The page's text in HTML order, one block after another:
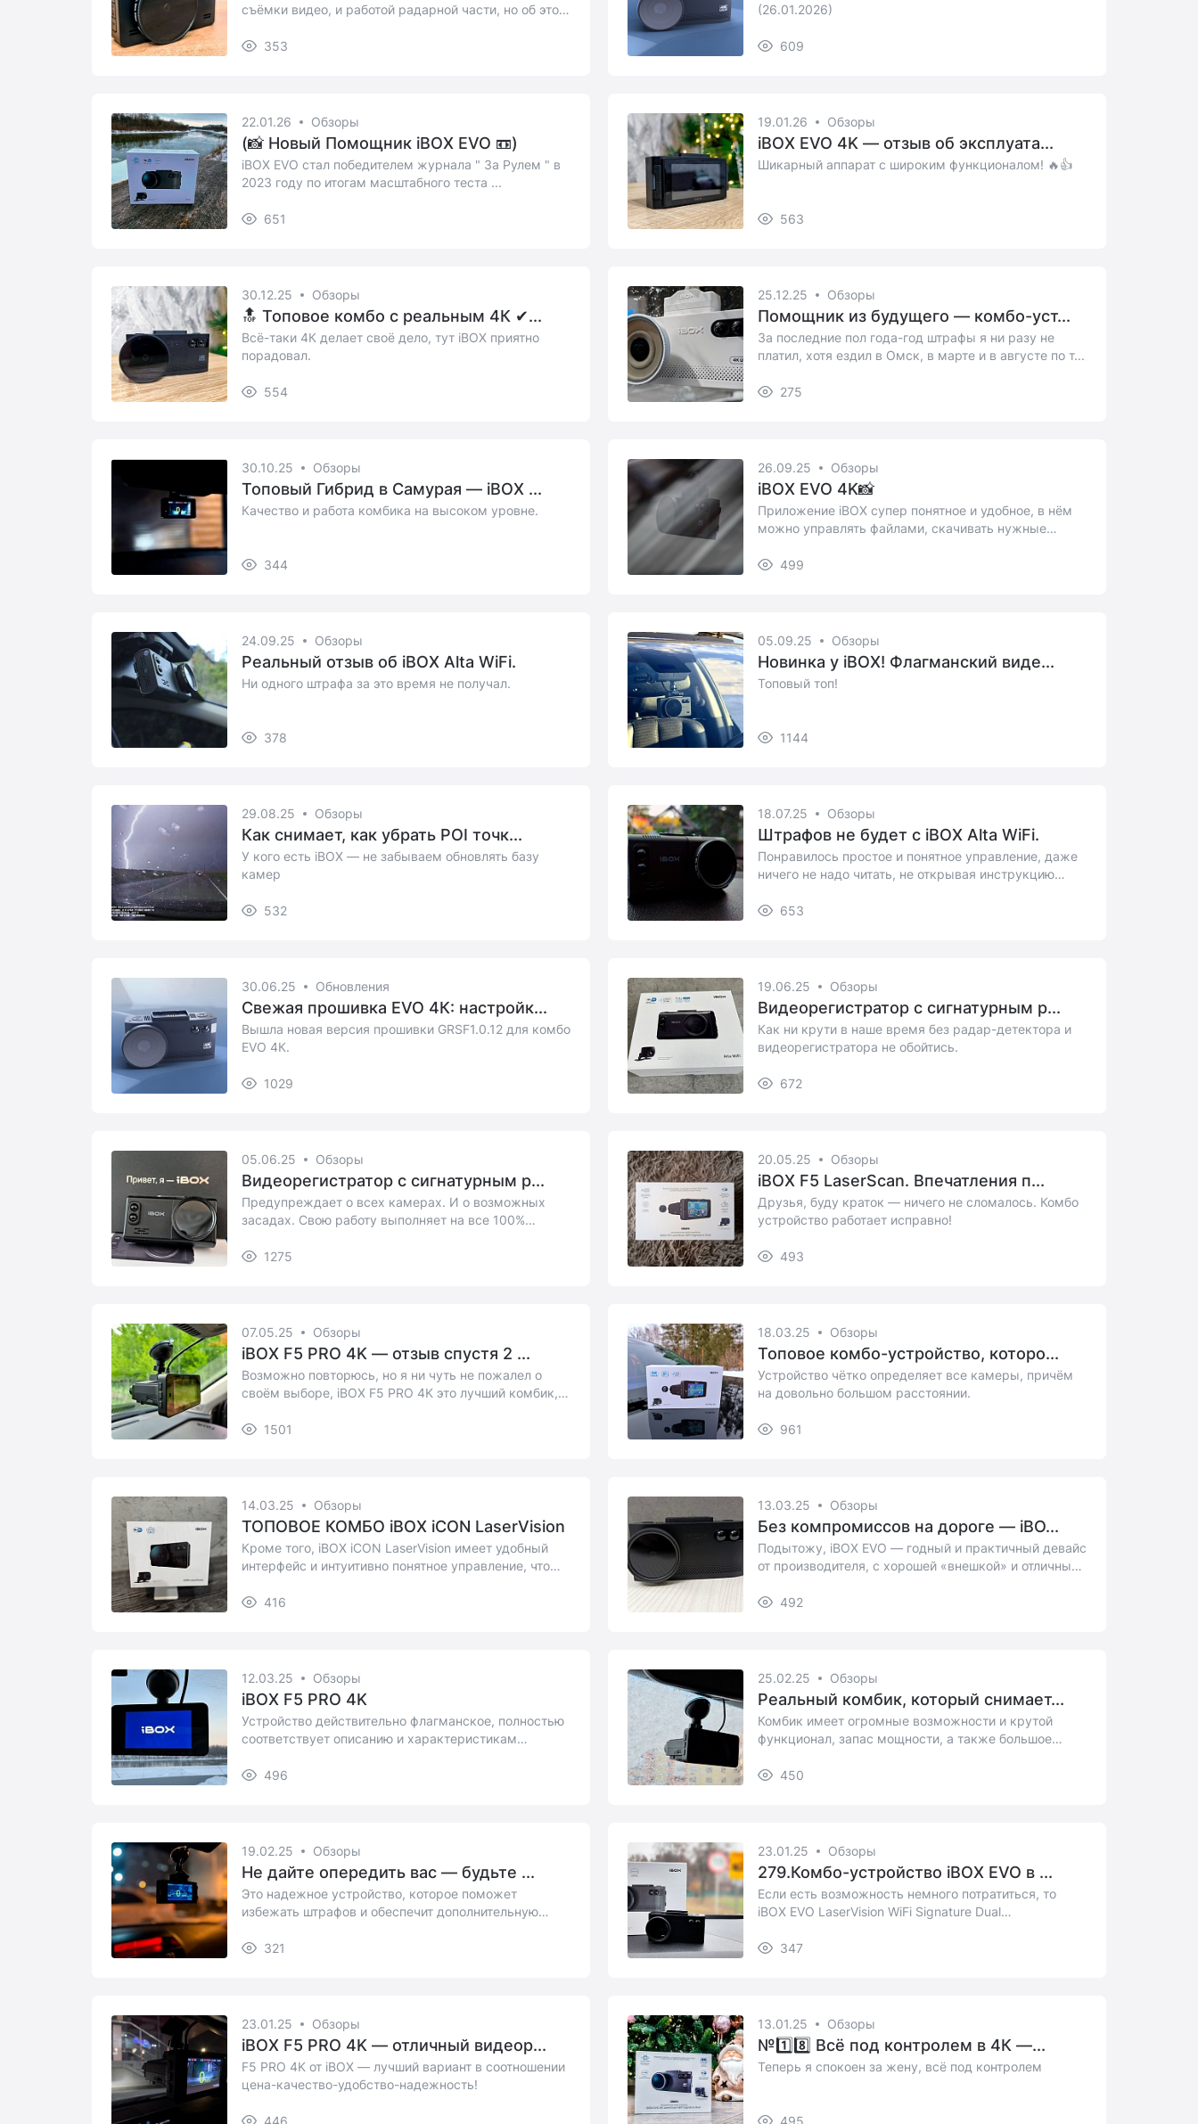
съёмки видео, и работой радарной части, но об этом
353
(26.01.2026)
609
22.01.26 Обзоры
(📸 Новый Помощник iBOX EVO 📼)
iBOX EVO стал победителем журнала " За Рулем " в
2023 году по итогам масштабного теста ...
651
19.01.26 Обзоры
iBOX EVO 4K — отзыв об эксплуата...
Шикарный аппарат с широким функционалом! 🔥👍
563
30.12.25 Обзоры
🔝 Топовое комбо с реальным 4К ✔...
Всё-таки 4К делает своё дело, тут iBOX приятно
порадовал.
554
25.12.25 Обзоры
Помощник из будущего — комбо-уст...
За последние пол года-год штрафы я ни разу не
платил, хотя ездил в Омск, в марте и в августе по т...
275
30.10.25 Обзоры
Топовый Гибрид в Самурая — iBOX ...
Качество и работа комбика на высоком уровне.
344
26.09.25 Обзоры
iBOX EVO 4K📸
Приложение iBOX супер понятное и удобное, в нём
можно управлять файлами, скачивать нужные
499
24.09.25 Обзоры
Реальный отзыв об iBOX Alta WiFi.
Ни одного штрафа за это время не получал.
378
05.09.25 Обзоры
Новинка у iBOX! Флагманский виде...
Топовый топ!
1144
29.08.25 Обзоры
Как снимает, как убрать POI точк...
У кого есть iBOX — не забываем обновлять базу
камер
532
18.07.25 Обзоры
Штрафов не будет с iBOX Alta WiFi.
Понравилось простое и понятное управление, даже
ничего не надо читать, не открывая инструкцию
653
30.06.25 Обновления
Свежая прошивка EVO 4К: настройк...
Вышла новая версия прошивки GRSF1.0.12 для комбо
EVO 4К.
1029
19.06.25 Обзоры
Видеорегистратор с сигнатурным р...
Как ни крути в наше время без радар-детектора и
видеорегистратора не обойтись.
672
05.06.25 Обзоры
Видеорегистратор с сигнатурным р...
Предупреждает о всех камерах. И о возможных
засадах. Свою работу выполняет на все 100%
1275
20.05.25 Обзоры
iBOX F5 LaserScan. Впечатления п...
Друзья, буду краток — ничего не сломалось. Комбо
устройство работает исправно!
493
07.05.25 Обзоры
iBOX F5 PRO 4K — отзыв спустя 2 ...
Возможно повторюсь, но я ни чуть не пожалел о
своём выборе, iBOX F5 PRO 4K это лучший комбик,
1501
18.03.25 Обзоры
Топовое комбо-устройство, которо...
Устройство чётко определяет все камеры, причём
на довольно большом расстоянии.
961
14.03.25 Обзоры
ТОПОВОЕ КОМБО iBOX iCON LaserVision
Кроме того, iBOX iCON LaserVision имеет удобный
интерфейс и интуитивно понятное управление, что
416
13.03.25 Обзоры
Без компромиссов на дороге — iBO...
Подытожу, iBOX EVO — годный и практичный девайс
от производителя, с хорошей «внешкой» и отличным
492
12.03.25 Обзоры
iBOX F5 PRO 4K
Устройство действительно флагманское, полностью
соответствует описанию и характеристикам
496
25.02.25 Обзоры
Реальный комбик, который снимает...
Комбик имеет огромные возможности и крутой
функционал, запас мощности, а также большое
450
19.02.25 Обзоры
Не дайте опередить вас — будьте ...
Это надежное устройство, которое поможет
избежать штрафов и обеспечит дополнительную
321
23.01.25 Обзоры
279.Комбо-устройство iBOX EVO в ...
Если есть возможность немного потратиться, то
iBOX EVO LaserVision WiFi Signature Dual
347
23.01.25 Обзоры
iBOX F5 PRO 4K — отличный видеор...
F5 PRO 4K от iBOX — лучший вариант в соотношении
цена-качество-удобство-надежность!
446
13.01.25 Обзоры
№1️⃣8️⃣ Всё под контролем в 4К —...
Теперь я спокоен за жену, всё под контролем
495